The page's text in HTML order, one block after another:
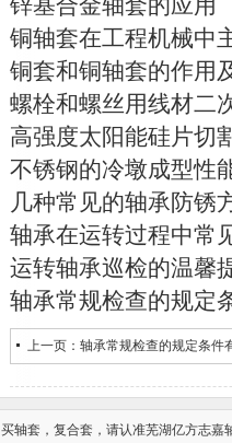
铜轴套在工程机械中
铜套和铜轴套的作用
螺栓和螺丝用线材二
高强度太阳能硅片切
不锈钢的冷墩成型性
几种常见的轴承防锈
轴承在运转过程中常
运转轴承巡检的温馨
轴承常规检查的规定
上一页： 轴承常规检查的规定条件
买轴套 ， 复合套 ，请认准芜湖亿方志嘉